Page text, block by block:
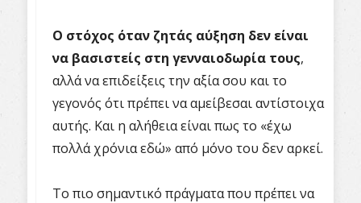
Ο στόχος όταν ζητάς αύξηση δεν είναι
να βασιστείς στη γενναιοδωρία τους,
αλλά να επιδείξεις την αξία σου και το
γεγονός ότι πρέπει να αμείβεσαι αντίστοιχα
αυτής. Και η αλήθεια είναι πως το «έχω
πολλά χρόνια εδώ» από μόνο του δεν αρκεί.
Το πιο σημαντικό πράγματα που πρέπει να